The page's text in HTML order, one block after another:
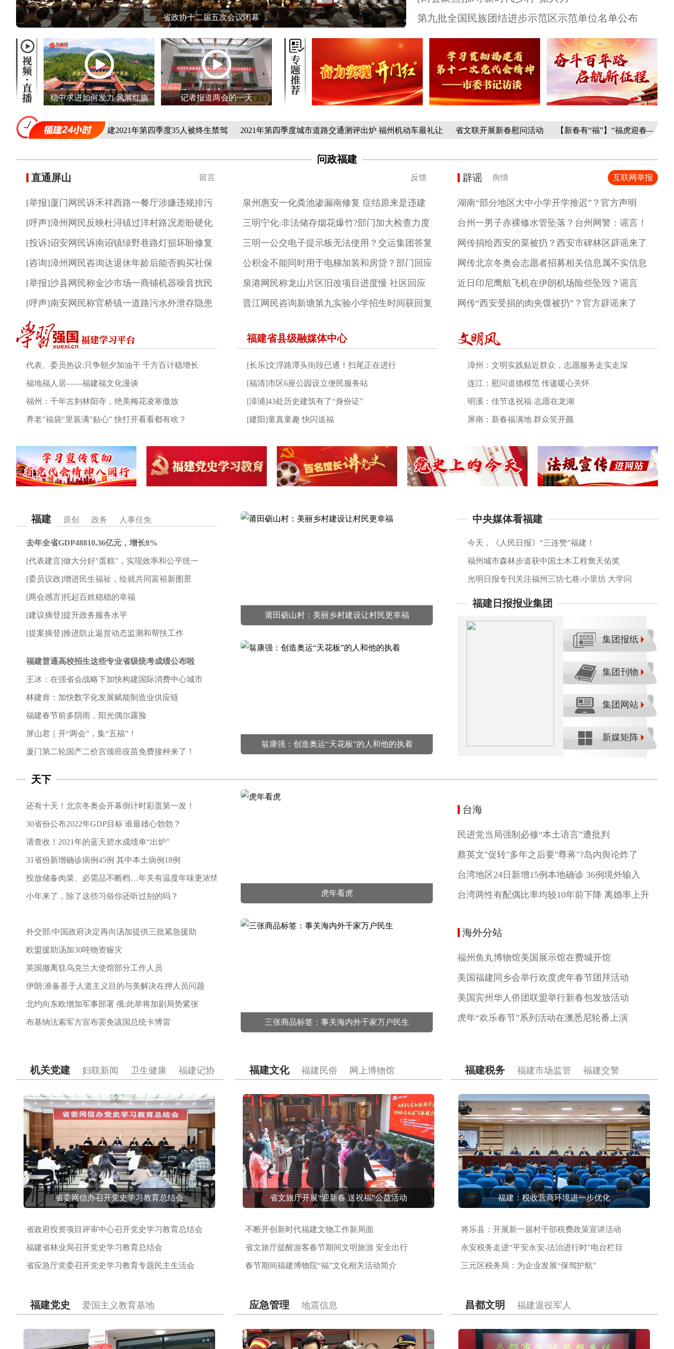
省政协十二届五次会议闭幕 【新春有“福”】“福虎迎春——福建非遗迎新春系列活动”
第九批全国民族团结进步示范区示范单位名单公布
稳中求进如何发力 风展红旗
记者报道两会的一天
乡”服务活动 福建2021年第四季度35人被终生禁驾 2021年第四季度城市道路交通测评出炉 福州机动车最礼让 省文联开展新春慰问活动 【新春有“福”】“福虎迎春——福建非遗迎
问政福建
直通屏山
留言 反馈
[举报]厦门网民诉禾祥西路一餐厅涉嫌违规排污
[呼声]漳州网民反映杜浔镇过洋村路况差盼硬化
[投诉]诏安网民诉南诏镇绿野巷路灯损坏盼修复
[咨询]漳州网民咨询达退休年龄后能否购买社保
[举报]沙县网民称金沙市场一商铺机器噪音扰民
[呼声]南安网民称官桥镇一道路污水外泄存隐患
泉州惠安一化粪池渗漏南修复 症结原来是违建
三明宁化:非法储存烟花爆竹?部门加大检查力度
三明一公交电子提示板无法使用？交运集团答复
公积金不能同时用于电梯加装和房贷？部门回应
泉港网民称龙山片区旧改项目进度慢 社区回应
晋江网民咨询新塘第九实验小学招生时间获回复
辟谣 舆情 互联网举报
湖南“部分地区大中小学开学推迟”？官方声明
台州一男子赤裸修水管坠落？台州网警：谣言！
网传捐给西安的菜被扔？西安市碑林区辟谣来了
网传北京冬奥会志愿者招募相关信息属不实信息
近日印尼鹰航飞机在伊朗机场险些坠毁？谣言
网传“西安受捐的肉夹馍被扔”？官方辟谣来了
代表、委员热议:只争朝夕加油干 千方百计稳增长
福地福人居——福建福文化漫谈
福州：千年古刹林阳寺，绝美梅花凌寒傲放
养老"福袋"里装满"贴心" 快打开看看都有啥？
福建省县级融媒体中心
[长乐]文浮路潭头街段已通！扫尾正在进行
[福清]市区6座公园设立便民服务站
[漳浦]43处历史建筑有了“身份证”
[建阳]童真童趣 快闪送福
漳州：文明实践贴近群众，志愿服务走实走深
连江：慰问道德模范 传递暖心关怀
明溪：佳节送祝福·志愿在龙湖
屏南：新春福满地 群众笑开颜
福建 原创 政务 人事任免
去年全省GDP48810.36亿元，增长8%
[代表建言]做大分好"蛋糕"，实现效率和公平统一
[委员议政]增进民生福祉，绘就共同富裕新图景
[两会感言]托起百姓稳稳的幸福
[建议摘登]提升政务服务水平
[提案摘登]推进防止返贫动态监测和帮扶工作
福建普通高校招生这些专业省级统考成绩公布啦
王冰：在强省会战略下加快构建国际消费中心城市
林建肯：加快数字化发展赋能制造业供应链
福建春节前多阴雨，阳光偶尔露脸
屏山君｜开“两会”，集“五福”！
厦门第二轮国产二价宫颈癌疫苗免费接种来了！
莆田砺山村：美丽乡村建设让村民更幸福
翁康强：创造奥运“天花板”的人和他的执着
中央媒体看福建
今天，《人民日报》“三连赞”福建！
福州城市森林步道获中国土木工程詹天佑奖
光明日报专刊关注福州三坊七巷:小里坊 大学问​
福建日报报业集团
集团报纸
集团刊物
集团网站
新媒矩阵
天下
还有十天！北京冬奥会开幕倒计时彩蛋第一发！
30省份公布2022年GDP目标 谁最雄心勃勃？
请查收！2021年的蓝天碧水成绩单“出炉”
31省份新增确诊病例45例 其中本土病例18例
投放储备肉菜、必需品不断档…年关有温度年味更浓情
小年来了，除了这些习俗你还听过别的吗？
外交部:中国政府决定再向汤加提供三批紧急援助
欧盟援助汤加30吨物资赈灾
英国撤离驻乌克兰大使馆部分工作人员
伊朗:准备基于人道主义目的与美解决在押人员问题
北约向东欧增加军事部署 俄:此举将加剧局势紧张
布基纳法索军方宣布罢免该国总统卡博雷
虎年看虎
三张商品标签：事关海内外千家万户民生
台海
民进党当局强制必修“本土语言”遭批判
蔡英文"促转"多年之后要"尊蒋"?岛内舆论炸了
台湾地区24日新增15例本地确诊 36例境外输入
台湾两性有配偶比率均较10年前下降 离婚率上升
海外分站
福州鱼丸博物馆美国展示馆在费城开馆
美国福建同乡会举行欢度虎年春节团拜活动
美国宾州华人侨团联盟举行新春包发放活动
虎年“欢乐春节”系列活动在澳悉尼轮番上演
机关党建 妇联新闻 卫生健康 福建记协
省委网信办召开党史学习教育总结会
省政府投资项目评审中心召开党史学习教育总结会
福建省林业局召开党史学习教育总结会
省应急厅党委召开党史学习教育专题民主生活会
福建党史 爱国主义教育基地
福建文化 福建民俗 网上博物馆
省文旅厅开展“迎新春 送祝福”公益活动
不断开创新时代福建文物工作新局面
省文旅厅提醒游客春节期间文明旅游 安全出行
春节期间福建博物院“福”文化相关活动简介
应急管理 地震信息
福建税务 福建市场监管 福建交警
福建：税收营商环境进一步优化
将乐县：开展新一届村干部税费政策宣讲活动
永安税务走进“平安永安-法治进行时”电台栏目
三元区税务局：为企业发展“保驾护航”
昌都文明 福建退役军人